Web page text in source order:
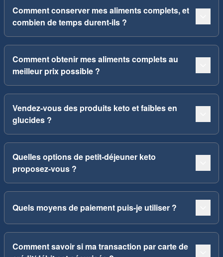
Comment conserver mes aliments complets, et
combien de temps durent-ils ?
Comment obtenir mes aliments complets au
meilleur prix possible ?
Vendez-vous des produits keto et faibles en
glucides ?
Quelles options de petit-déjeuner keto
proposez-vous ?
Quels moyens de paiement puis-je utiliser ?
Comment savoir si ma transaction par carte de